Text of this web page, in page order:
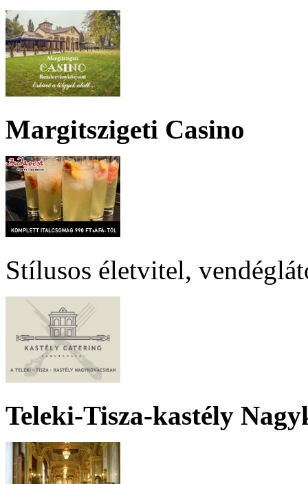
Margitszigeti Casino
Stílusos életvitel,
Teleki-Tisza-kastély